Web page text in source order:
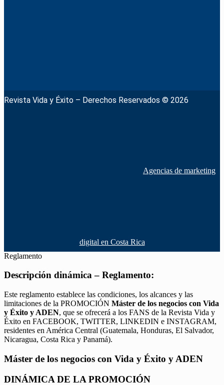
Revista Vida y Éxito – Derechos Reservados © 2026
Agencias de marketing
digital en Costa Rica
Reglamento
Descripción dinámica – Reglamento:
Este reglamento establece las condiciones, los alcances y las
limitaciones de la PROMOCIÓN Máster de los negocios con Vida
y Éxito y ADEN, que se ofrecerá a los FANS de la Revista Vida y
Éxito en FACEBOOK, TWITTER, LINKEDIN e INSTAGRAM,
residentes en América Central (Guatemala, Honduras, El Salvador,
Nicaragua, Costa Rica y Panamá).
Máster de los negocios con Vida y Éxito y ADEN
DINÁMICA DE LA PROMOCIÓN